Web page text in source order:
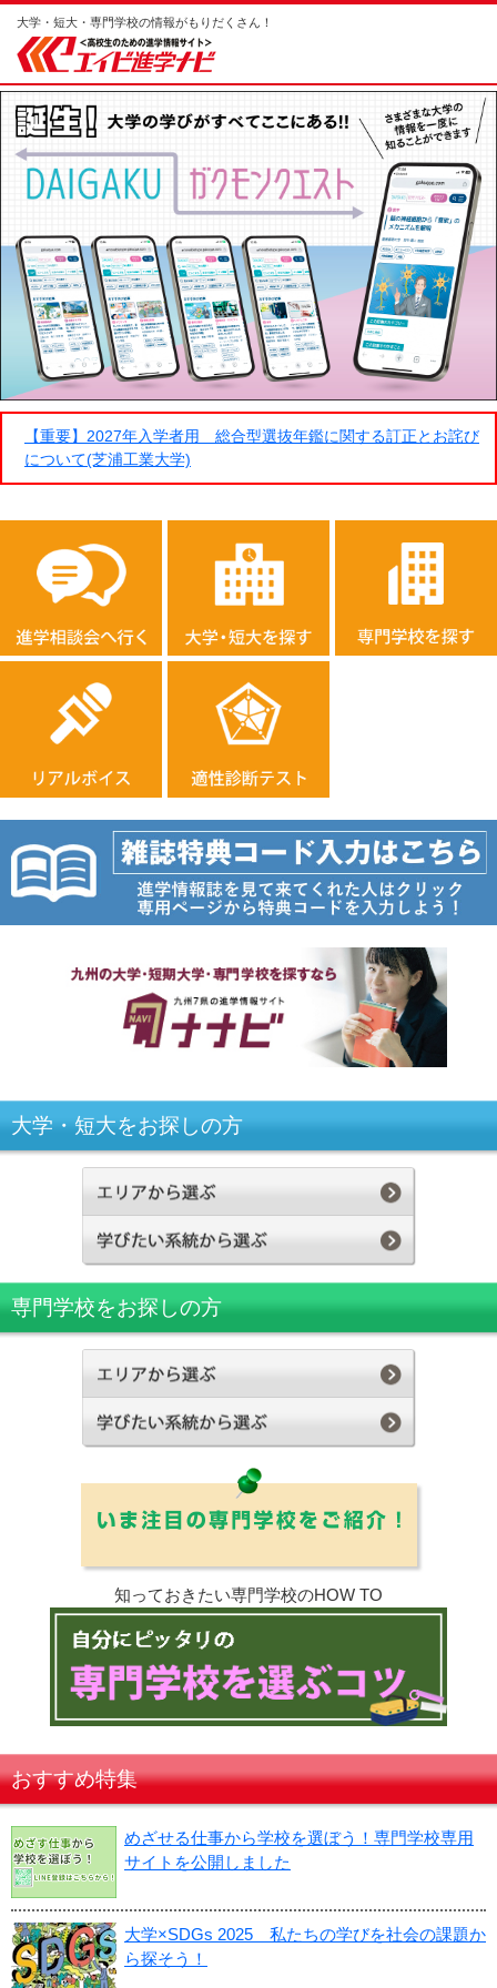
大学・短大・専門学校の情報がもりだくさん！
【重要】2027年入学者用 総合型選抜年鑑に関する訂正とお詫び
について(芝浦工業大学)
大学・短大をお探しの方
専門学校をお探しの方
知っておきたい専門学校のHOW TO
おすすめ特集
めざせる仕事から学校を選ぼう！専門学校専用
サイトを公開しました
大学×SDGs 2025 私たちの学びを社会の課題か
ら探そう！